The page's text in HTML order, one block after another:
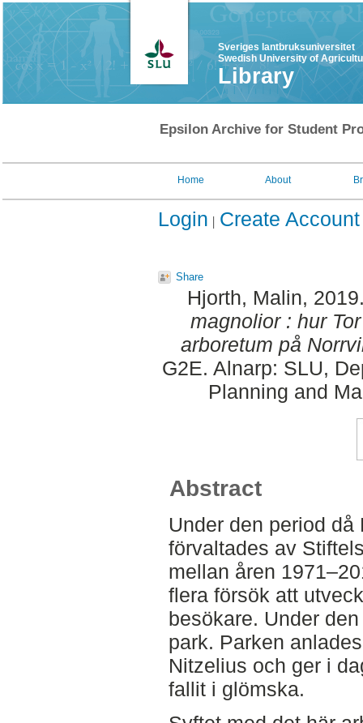
Sveriges lantbruksuniversitet
Swedish University of
Library
Epsilon Archive for Student
Home About
Login Create Account
Share
Hjorth, Malin,
magnolior : hur
arboretum på
G2E. Alnarp: SLU,
Planning and
Abstract
Under den period
förvaltades av
mellan åren
flera försök att
besökare. Under
park. Parken
Nitzelius och ger i
fallit i glömska.